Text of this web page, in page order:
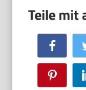
Facebook
Pinterest